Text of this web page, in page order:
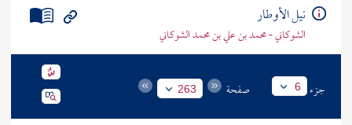
نيل الأوطار
الشوكاني - محمد بن علي بن محمد الشوكاني
جزء 6 صفحة 263